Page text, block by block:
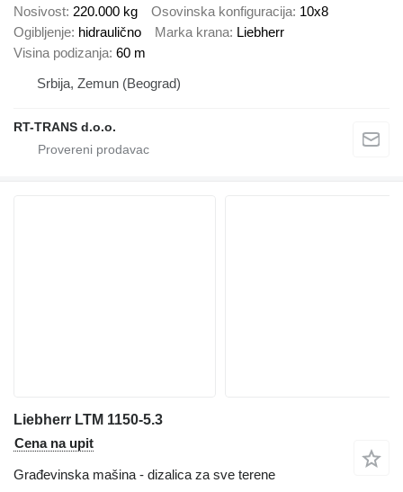
Nosivost 220.000 kg Osovinska konfiguracija 10x8
Ogibljenje hidraulično Marka krana Liebherr
Visina podizanja 60 m
Srbija, Zemun (Beograd)
RT-TRANS d.o.o.
Liebherr LTM 1150-5.3
Cena na upit
Građevinska mašina - dizalica za sve terene